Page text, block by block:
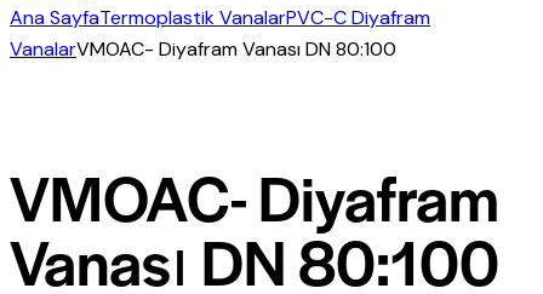
Ana SayfaTermoplastik VanalarPVC-C Diyafram
VanalarVMOAC- Diyafram Vanası DN 80:100
VMOAC- Diyafram
Vanası DN 80:100